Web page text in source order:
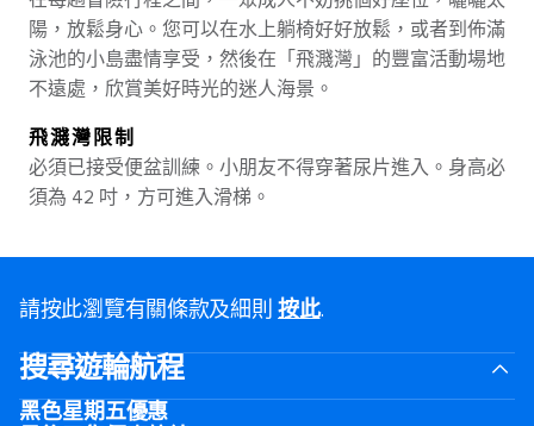
陽，放鬆身心。您可以在水上躺椅好好放鬆，或者到佈滿
泳池的小島盡情享受，然後在「飛濺灣」的豐富活動場地
不遠處，欣賞美好時光的迷人海景。
飛濺灣限制
必須已接受便盆訓練。小朋友不得穿著尿片進入。身高必
須為 42 吋，方可進入滑梯。
請按此瀏覽有關條款及細則按此.
搜尋遊輪航程
黑色星期五優惠